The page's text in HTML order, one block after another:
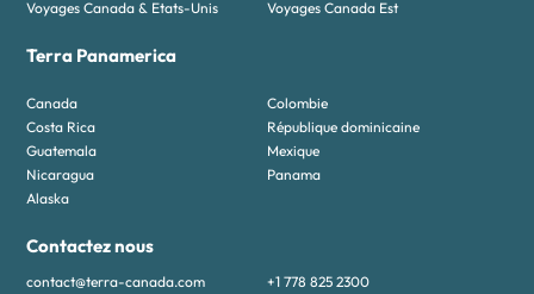
Voyages Canada & Etats-Unis
Voyages Canada Est
Terra Panamerica
Canada
Colombie
Costa Rica
République dominicaine
Guatemala
Mexique
Nicaragua
Panama
Alaska
Contactez nous
contact@terra-canada.com
+1 778 825 2300